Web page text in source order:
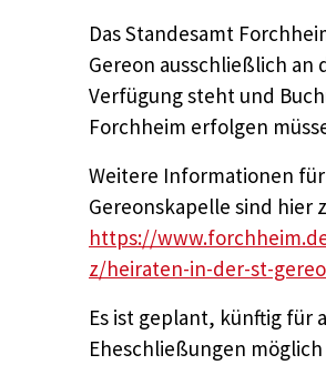
Das Standesamt
Gereon ausschließlich an
Verfügung steht und
Forchheim erfolgen
Weitere Informationen
Gereonskapelle sind hier
https://
z/heiraten-in-der-st-
Es ist geplant, künftig für
Eheschließungen